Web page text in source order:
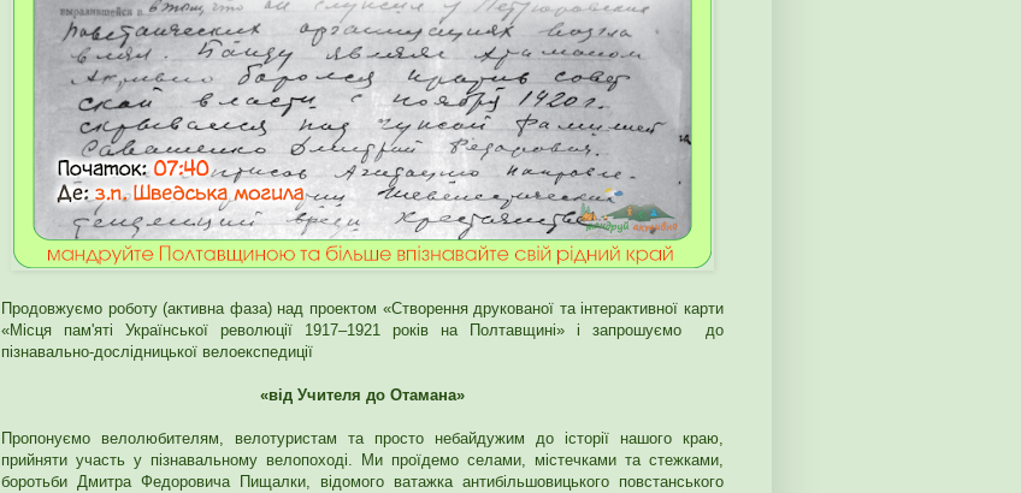
Продовжуємо роботу (активна фаза) над проектом «Створення друкованої та інтерактивної карти
«Місця пам'яті Української революції 1917‒1921 років на Полтавщині» і запрошуємо до
пізнавально-дослідницької велоекспедиції
«від Учителя до Отамана»
Пропонуємо велолюбителям, велотуристам та просто небайдужим до історії нашого краю,
прийняти участь у пізнавальному велопоході. Ми проїдемо селами, містечками та стежками,
боротьби Дмитра Федоровича Пищалки, відомого ватажка антибільшовицького повстанського